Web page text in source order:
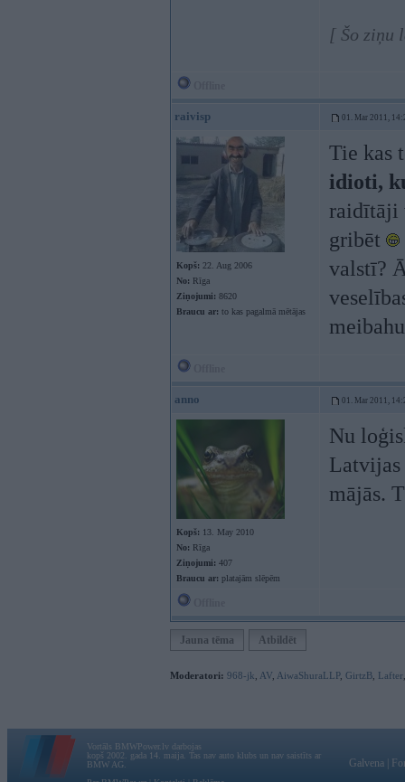
[ Šo ziņu
raivisp 01. Mar 2011,
Kopš: 22. Aug 2006
No: Rīga
Ziņojumi: 8620
Braucu ar: to kas pagalmā mētājas
Tie kas
idioti,
gribēt
valstī?
anno 01. Mar 2011,
Kopš: 13. May 2010
No: Rīga
Ziņojumi: 407
Braucu ar: platajām slēpēm
Nu
Latvijas
mājās.
Jauna tēma Atbildēt
Moderatori: 968-jk AV AiwaShuraLLP, GirtzB Lafter
Vortāls BMWPower.lv darbojas
kopš 2002. gada 14. maija. Tas nav auto klubs un nav saistīts ar
BMW AG.
Galvena